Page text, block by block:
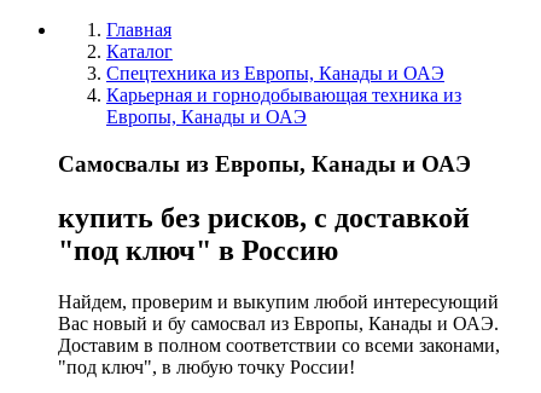
Главная
Каталог
Спецтехника из Европы, Канады и ОАЭ
Карьерная и горнодобывающая техника из
Европы, Канады и ОАЭ
Самосвалы из Европы, Канады и ОАЭ
купить без рисков, с доставкой
"под ключ" в Россию
Найдем, проверим и выкупим любой интересующий
Вас новый и бу самосвал из Европы, Канады и ОАЭ.
Доставим в полном соответствии со всеми законами,
"под ключ", в любую точку России!